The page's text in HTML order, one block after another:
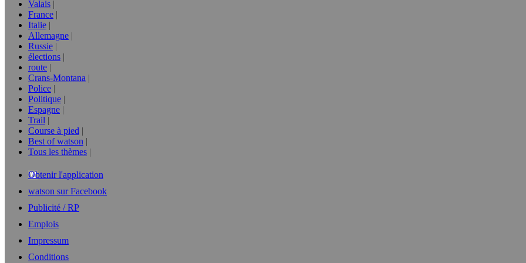
Valais
France
Italie
Allemagne
Russie
élections
route
Crans-Montana
Police
Politique
Espagne
Trail
Course à pied
Best of watson
Tous les thèmes
Obtenir l'application
watson sur Facebook
Publicité / RP
Emplois
Impressum
Conditions